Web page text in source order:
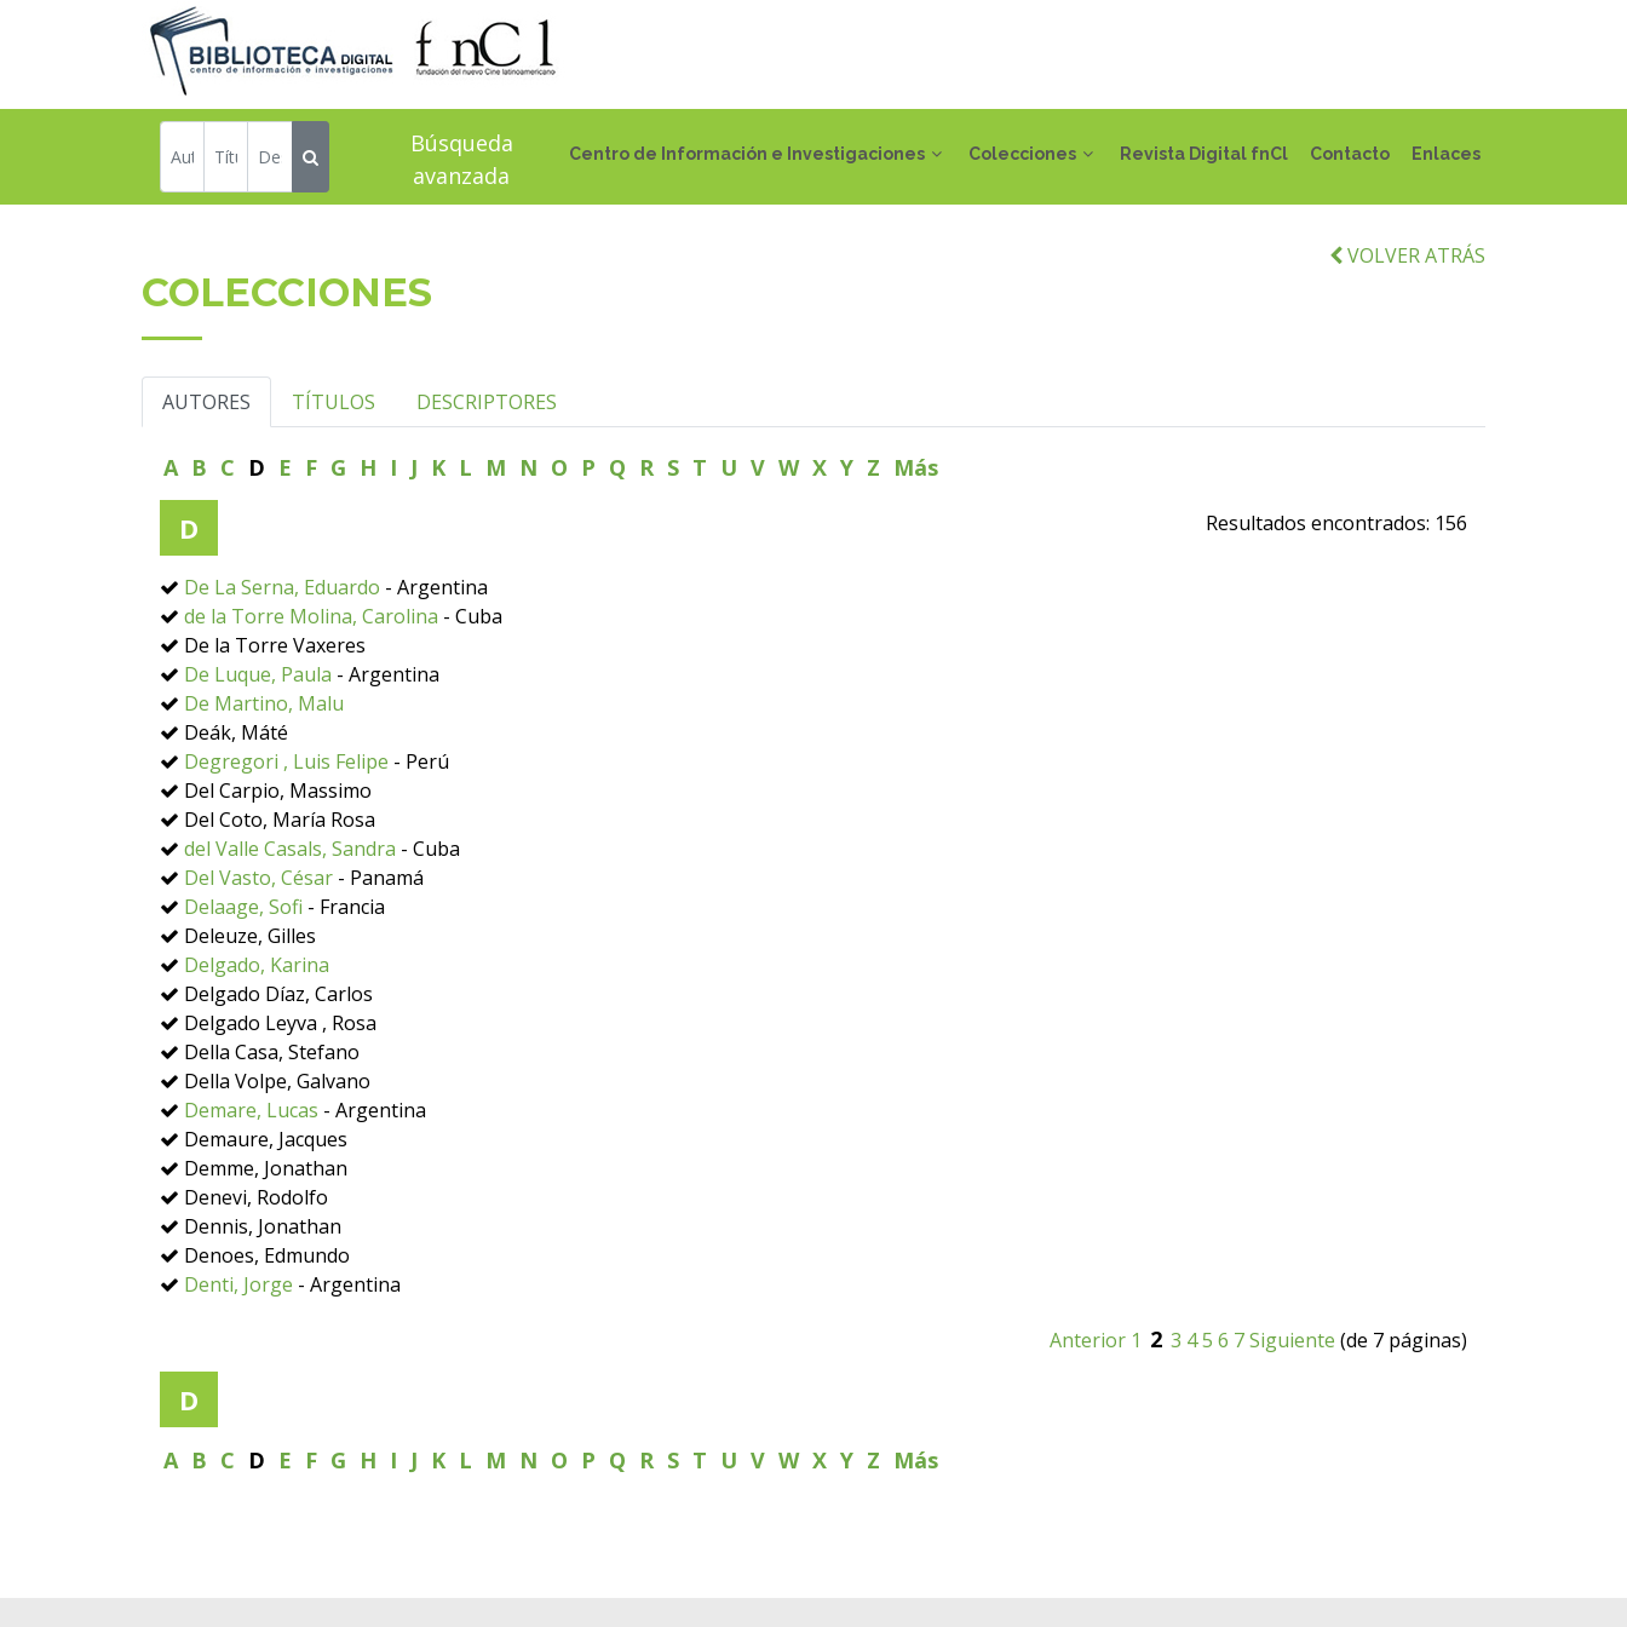
Centro de Información e Investigaciones Colecciones Revista Digital fnCl Contacto Enlaces
Búsqueda
avanzada
VOLVER ATRÁS
COLECCIONES
AUTORES TÍTULOS DESCRIPTORES
A B C D E F G H I J K L M N O P Q R S T U V W X Y Z Más
D Resultados encontrados: 156
De La Serna, Eduardo - Argentina
de la Torre Molina, Carolina - Cuba
De la Torre Vaxeres
De Luque, Paula - Argentina
De Martino, Malu
Deák, Máté
Degregori , Luis Felipe - Perú
Del Carpio, Massimo
Del Coto, María Rosa
del Valle Casals, Sandra - Cuba
Del Vasto, César - Panamá
Delaage, Sofi - Francia
Deleuze, Gilles
Delgado, Karina
Delgado Díaz, Carlos
Delgado Leyva , Rosa
Della Casa, Stefano
Della Volpe, Galvano
Demare, Lucas - Argentina
Demaure, Jacques
Demme, Jonathan
Denevi, Rodolfo
Dennis, Jonathan
Denoes, Edmundo
Denti, Jorge - Argentina
Anterior 1 2 3 45 6 7Siguiente (de 7 páginas)
D
A B C D E F G H I J K L M N O P Q R S T U V W X Y Z Más